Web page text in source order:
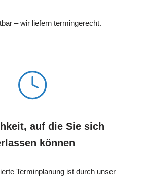
– wir liefern termingerecht.
auf die Sie sich
können
Terminplanung ist durch unser